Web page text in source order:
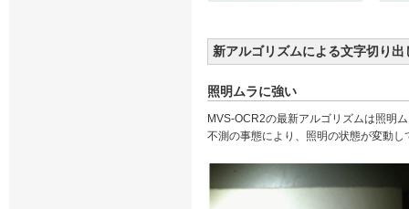
新アルゴリズムによる文字切り出
照明ムラに強い
MVS-OCR2の最新アルゴリズムは照明
不測の事態により、照明の状態が変動